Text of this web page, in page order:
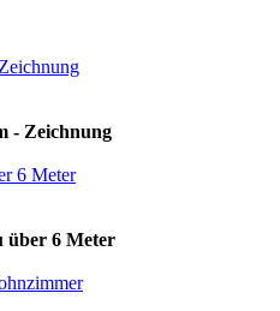
- Zeichnung
über 6 Meter